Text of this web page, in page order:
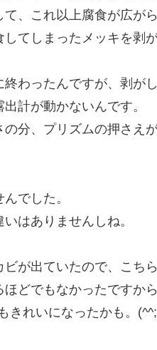
て、これ以上腐食が広が
てしまったメッキを剥が
わったんですが、剥が
計が動かないんです。
分、プリズムの押さえ
でした。
はありませんしね。
が出ていたので、こち
どでもなかったですか
きれいになったかも。(^^;